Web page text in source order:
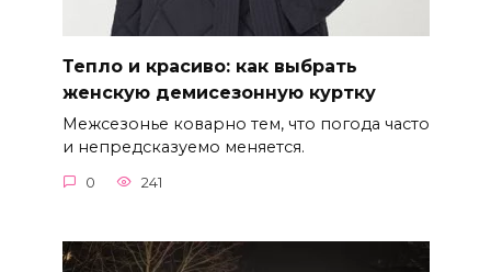
Тепло и красиво: как выбрать
женскую демисезонную куртку
Межсезонье коварно тем, что погода часто
и непредсказуемо меняется.
0 241